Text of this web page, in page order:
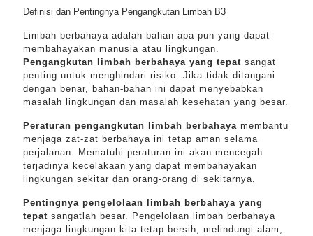
Definisi dan Pentingnya Pengangkutan Limbah B3
Limbah berbahaya adalah bahan apa pun yang dapat
membahayakan manusia atau lingkungan.
Pengangkutan limbah berbahaya yang tepat sangat
penting untuk menghindari risiko. Jika tidak ditangani
dengan benar, bahan-bahan ini dapat menyebabkan
masalah lingkungan dan masalah kesehatan yang besar.
Peraturan pengangkutan limbah berbahaya membantu
menjaga zat-zat berbahaya ini tetap aman selama
perjalanan. Mematuhi peraturan ini akan mencegah
terjadinya kecelakaan yang dapat membahayakan
lingkungan sekitar dan orang-orang di sekitarnya.
Pentingnya pengelolaan limbah berbahaya yang
tepat sangatlah besar. Pengelolaan limbah berbahaya
menjaga lingkungan kita tetap bersih, melindungi alam,